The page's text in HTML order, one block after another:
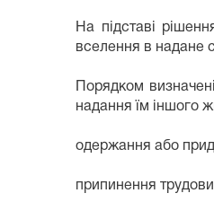
На підставі
вселення в надане
Порядком
надання їм іншого
одержання або
припинення